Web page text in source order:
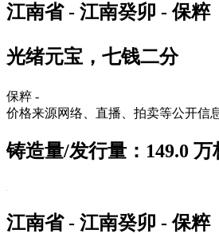
江南省 - 江南癸卯 - 保粹
光绪元宝，七钱二分
保粹 -
价格来源网络、直播、拍卖等公开信
铸造量/发行量：149.0 万
江南省 - 江南癸卯 - 保粹